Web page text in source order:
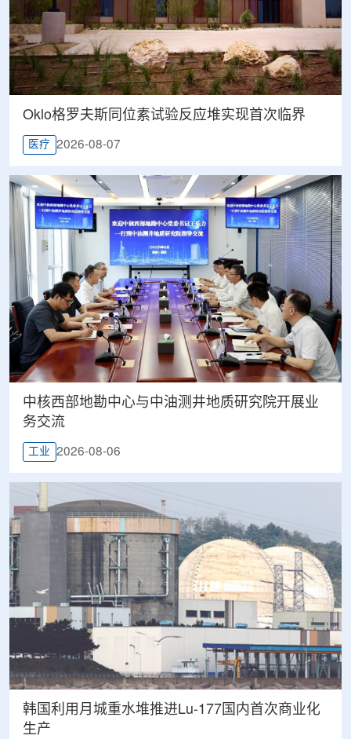
Oklo格罗夫斯同位素试验反应堆实现首次临界
医疗 2026-08-07
中核西部地勘中心与中油测井地质研究院开展业
务交流
工业 2026-08-06
韩国利用月城重水堆推进Lu-177国内首次商业化
生产